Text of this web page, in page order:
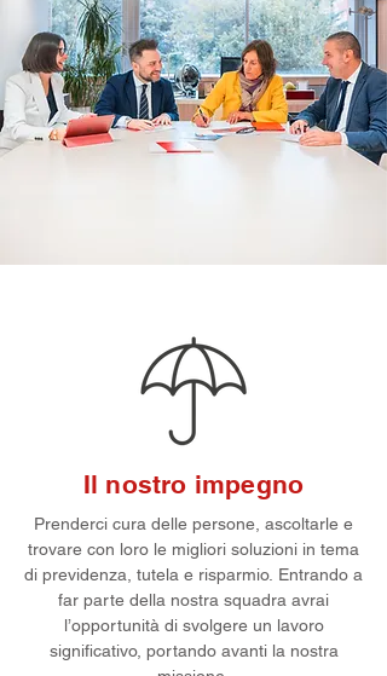
Il nostro impegno
Prenderci cura delle persone, ascoltarle e
trovare con loro le migliori soluzioni in tema
di previdenza, tutela e risparmio. Entrando a
far parte della nostra squadra avrai
l’opportunità di svolgere un lavoro
significativo, portando avanti la nostra